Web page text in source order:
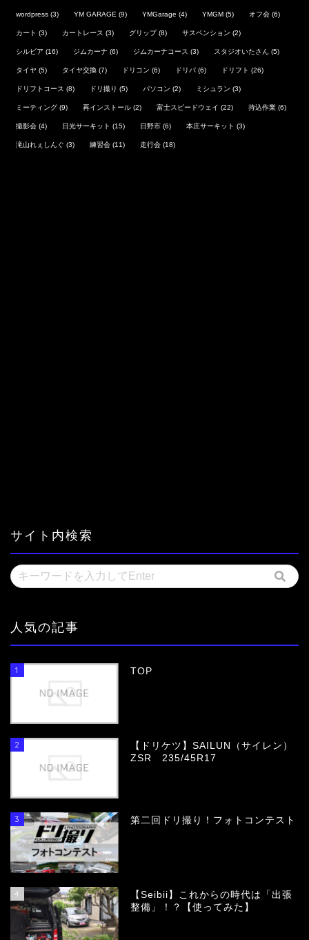
wordpress (3) YM GARAGE (9) YMGarage (4) YMGM (5) オフ会 (6)
カート (3) カートレース (3) グリップ(8) サスペンション (2)
シルビア (16) ジムカーナ (6) ジムカーナコース (3) スタジオいたさん (5)
タイヤ (5) タイヤ交換 (7) ドリコン (6) ドリパ (6) ドリフト (26)
ドリフトコース (8) ドリ撮り (5) パソコン (2) ミシュラン (3)
ミーティング (9) 再インストール (2) 富士スピードウェイ (22) 持込作業 (6)
撮影会 (4) 日光サーキット (15) 日野市 (6) 本庄サーキット (3)
滝山れぇしんぐ (3) 練習会 (11) 走行会 (18)
サイト内検索
人気の記事
1 TOP
2
【ドリケツ】SAILUN（サイレン）
ZSR 235/45R17
3 第二回ドリ撮り！フォトコンテスト
4
【Seibii】これからの時代は「出張
整備」！？【使ってみた】